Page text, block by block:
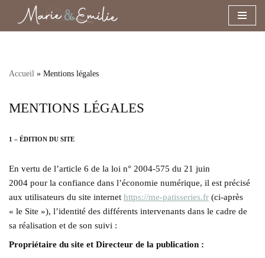
Aller
Accueil » Mentions légales
MENTIONS LÉGALES
1 – ÉDITION DU SITE
En vertu de l’article 6 de la loi n° 2004-575 du 21 juin
2004 pour la confiance dans l’économie numérique, il est précisé
aux utilisateurs du site internet https://me-patisseries.fr (ci-après
« le Site »), l’identité des différents intervenants dans le cadre de
sa réalisation et de son suivi :
Propriétaire du site et Directeur de la publication :